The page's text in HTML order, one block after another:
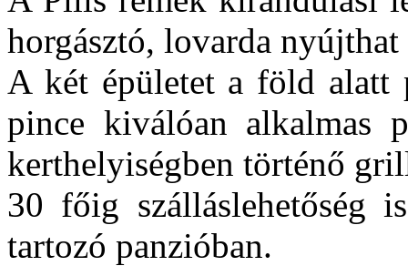
horgásztó, lovarda nyújthat
A két épületet a föld alatt
pince kiválóan alkalmas
kerthelyiségben történő
30 főig szálláslehetőség
tartozó panzióban.